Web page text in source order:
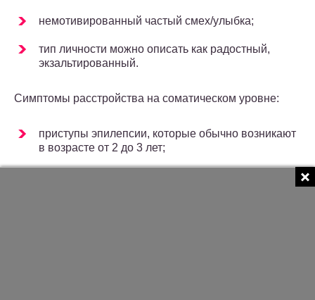
немотивированный частый смех/улыбка;
тип личности можно описать как радостный,
экзальтированный.
Симптомы расстройства на соматическом уровне:
приступы эпилепсии, которые обычно возникают
в возрасте от 2 до 3 лет;